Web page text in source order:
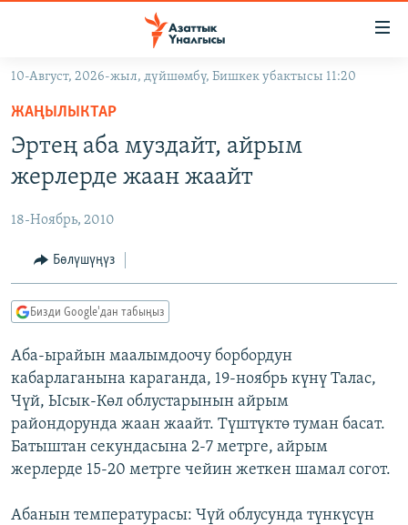
Навигацияга
өтүңүз
Издөөгө
салыңыз
КЫРГЫЗСТАН
ЭКОНОМИКА
МАДАНИЯТ
ДҮЙНӨ
БОРБОР АЗИЯ
УКРАИНА
АТАЙЫН ИЛИКТӨӨ
ТВ ПРОГРАММАЛАР
ЭКСПЕРТТЕР ТАЛДАЙТ
БИЗ ЖАНА ДҮЙНӨ
ДАНИСТЕ
ЭЖЕ-СИҢДИЛЕР
ӨЗГӨЧӨ ПИКИР
Русский
ОНЛАЙН ШЕРИНЕ
10-Август, 2026-жыл, дүйшөмбү, Бишкек убактысы 11:20
ЖАҢЫЛЫКТАР
Эртең аба муздайт, айрым
жерлерде жаан жаайт
18-Ноябрь, 2010
Бөлүшүңүз
Бизди Google'дан табыңыз
Аба-ырайын маалымдоочу борбордун
кабарлаганына караганда, 19-ноябрь күнү Талас,
Чүй, Ысык-Көл облустарынын айрым
райондорунда жаан жаайт. Түштүктө туман басат.
Батыштан секундасына 2-7 метрге, айрым
жерлерде 15-20 метрге чейин жеткен шамал согот.
Абанын температурасы: Чүй облусунда түнкүсүн